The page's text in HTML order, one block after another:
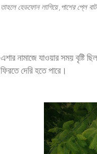
তাহলে হেডফোন লাগিয়ে ,পাশের প্লে
এশার নামাজে যাওয়ার সময় বৃষ্টি
ফিরতে দেরি হতে পারে।